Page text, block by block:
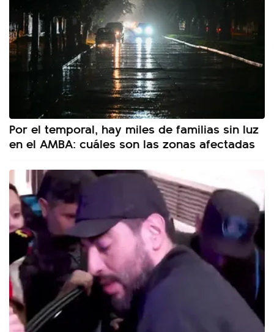
Por el temporal, hay miles de familias sin luz
en el AMBA: cuáles son las zonas afectadas